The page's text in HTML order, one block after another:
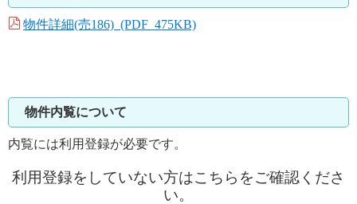
物件詳細(売186) (PDF 475KB)
物件内覧について
内覧には利用登録が必要です。
利用登録をしていない方はこちらをご確認くださ
い。